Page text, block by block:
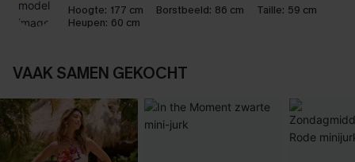
Hoogte: 177 cm Borstbeeld: 86 cm Taille: 59 cm
Heupen: 60 cm
VAAK SAMEN GEKOCHT